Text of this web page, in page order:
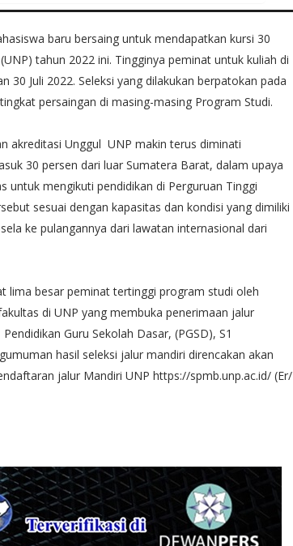
baru bersaing untuk mendapatkan kursi 30
tahun 2022 ini. Tingginya peminat untuk kuliah di
Juli 2022. Seleksi yang dilakukan berpatokan pada
persaingan di masing-masing Program Studi.
akreditasi Unggul UNP makin terus diminati
30 persen dari luar Sumatera Barat, dalam upaya
untuk mengikuti pendidikan di Perguruan Tinggi
sesuai dengan kapasitas dan kondisi yang dimiliki
ke pulangannya dari lawatan internasional dari
lima besar peminat tertinggi program studi oleh
di UNP yang membuka penerimaan jalur
Guru Sekolah Dasar, (PGSD), S1
hasil seleksi jalur mandiri direncakan akan
jalur Mandiri UNP https://spmb.unp.ac.id/ (Er/